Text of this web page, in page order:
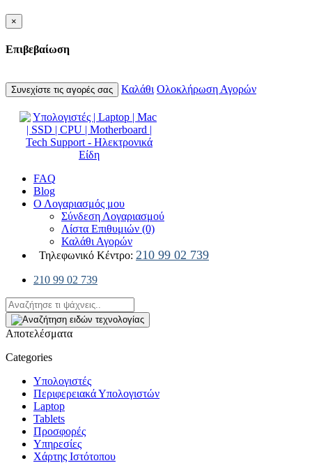
×
Επιβεβαίωση
Συνεχίστε τις αγορές σας Καλάθι Ολοκλήρωση Αγορών
FAQ
Blog
Ο Λογαριασμός μου
Σύνδεση Λογαριασμού
Λίστα Επιθυμιών (0)
Καλάθι Αγορών
Τηλεφωνικό Κέντρο: 210 99 02 739
210 99 02 739
Αποτελέσματα
Categories
Υπολογιστές
Περιφερειακά Υπολογιστών
Laptop
Tablets
Προσφορές
Υπηρεσίες
Χάρτης Ιστότοπου